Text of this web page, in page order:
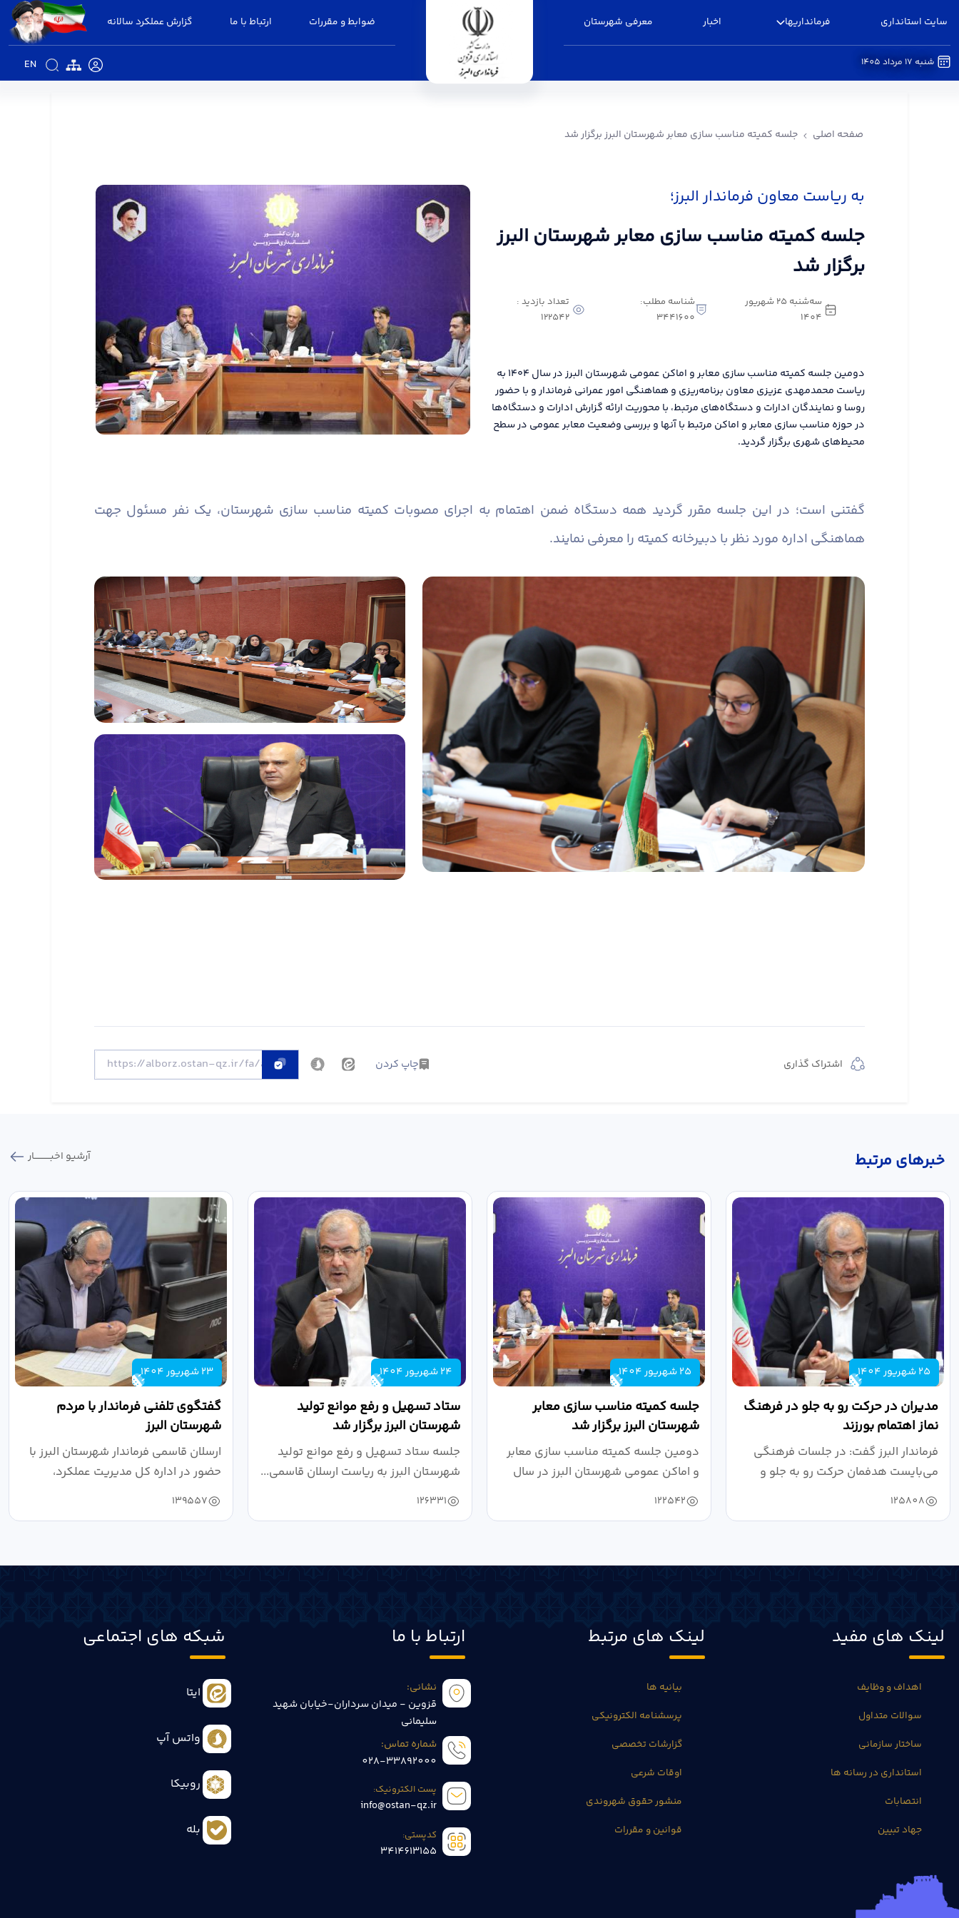
سایت استانداری فرمانداریها اخبار معرفی شهرستان ضوابط و مقررات ارتباط با ما گزارش عملکرد سالانه
EN شنبه 17 مرداد 1405
صفحه اصلی جلسه کمیته مناسب سازی معابر شهرستان البرز برگزار شد
به ریاست معاون فرماندار البرز؛
جلسه کمیته مناسب سازی معابر شهرستان البرز
برگزار شد
سه‌شنبه 25 شهریور
1404
شناسه مطلب:
3441600
تعداد بازدید :
122542
دومین جلسه کمیته مناسب سازی معابر و اماکن عمومی شهرستان البرز در سال ۱۴۰۴ به
ریاست محمدمهدی عزیزی معاون برنامه‌ریزی و هماهنگی امور عمرانی فرماندار و با حضور
روسا و نمایندگان ادارات و دستگاه‌های مرتبط، با محوریت ارائه گزارش ادارات و دستگاه‌ها
در حوزه مناسب سازی معابر و اماکن مرتبط با آنها و بررسی وضعیت معابر عمومی در سطح
محیط‌های شهری برگزار گردید.
گفتنی است؛ در این جلسه مقرر گردید همه دستگاه ضمن اهتمام به اجرای مصوبات کمیته مناسب سازی شهرستان، یک نفر مسئول جهت
هماهنگی اداره مورد نظر با دبیرخانه کمیته را معرفی نمایند.
اشتراک گذاری چاپ کردن
خبر‌های مرتبط آرشیو اخبـــــــــــار
25 شهریور 1404
مدیران در حرکت رو به جلو در فرهنگ
نماز اهتمام بورزند
فرماندار البرز گفت: در جلسات فرهنگی
می‌بایست هدفمان حرکت رو به جلو و
دستیابی...
125808
25 شهریور 1404
جلسه کمیته مناسب سازی معابر
شهرستان البرز برگزار شد
دومین جلسه کمیته مناسب سازی معابر
و اماکن عمومی شهرستان البرز در سال
۱۴۰۴ به...
122542
24 شهریور 1404
ستاد تسهیل و رفع موانع تولید
شهرستان البرز برگزار شد
جلسه ستاد تسهیل و رفع موانع تولید
شهرستان البرز به ریاست ارسلان قاسمی...
126331
23 شهریور 1404
گفتگوی تلفنی فرماندار با مردم
شهرستان البرز
ارسلان قاسمی فرماندار شهرستان البرز با
حضور در اداره کل مدیریت عملکرد،
بازرسی...
139557
لینک های مفید
اهداف و وظایف
سوالات متداول
ساختار سازمانی
استانداری در رسانه ها
انتصابات
جهاد تبیین
لینک های مرتبط
بیانیه ها
پرسشنامه الکترونیکی
گزارشات تخصصی
اوقات شرعی
منشور حقوق شهروندی
قوانین و مقررات
ارتباط با ما
نشانی:
قزوین - میدان سرداران-خیابان شهید
سلیمانی
شماره تماس:
028-33892000
پست الکترونیک:
info@ostan-qz.ir
کدپستی:
3414613155
شبکه های اجتماعی
ایتا
واتس آپ
روبیکا
بله